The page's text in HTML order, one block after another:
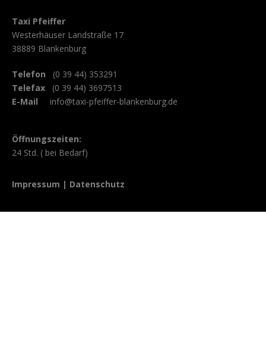
Taxi Pfeiffer
Westerhäuser Landstraße 17
38889 Blankenburg
Telefon
(0 39 44) 353291
Telefax
(0 39 44) 3697513
E-Mail info@taxi-pfeiffer-blankenburg.de
Öffnungszeiten:
24 Std. ( bei Bedarf)
Impressum | Datenschutz